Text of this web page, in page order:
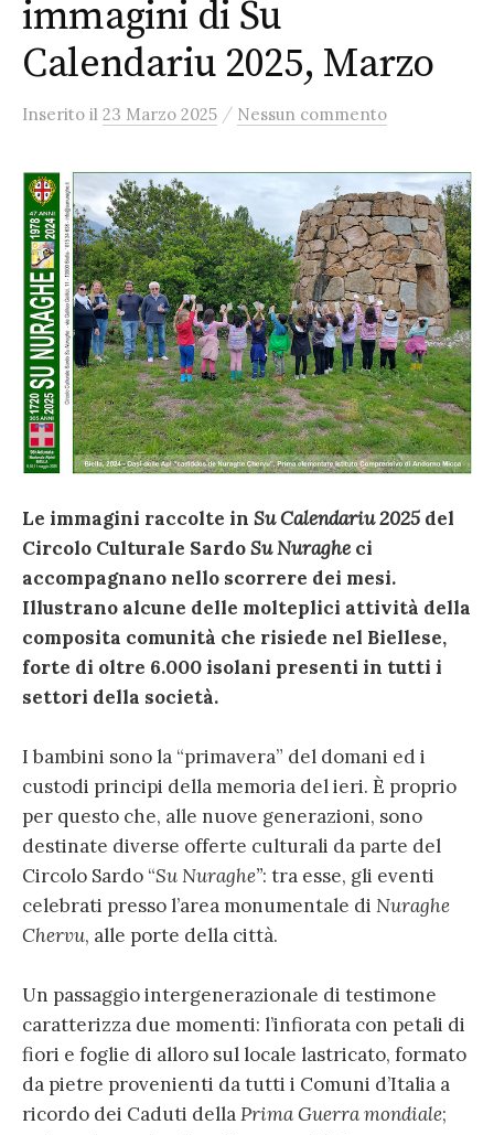
immagini di Su
Calendariu 2025, Marzo
Inserito il 23 Marzo 2025 / Nessun commento
Le immagini raccolte in Su Calendariu 2025 del
Circolo Culturale SardoSu Nuraghe ci
accompagnano nello scorrere dei mesi.
Illustrano alcune delle molteplici attività della
composita comunità che risiede nel Biellese,
forte di oltre 6.000 isolani presenti in tutti i
settori della società.
I bambini sono la “primavera” del domani ed i
custodi principi della memoria del ieri. È proprio
per questo che, alle nuove generazioni, sono
destinate diverse offerte culturali da parte del
Circolo Sardo “Su Nuraghe”: tra esse, gli eventi
celebrati presso l’area monumentale di Nuraghe
Chervu, alle porte della città.
Un passaggio intergenerazionale di testimone
caratterizza due momenti: l’infiorata con petali di
fiori e foglie di alloro sul locale lastricato, formato
da pietre provenienti da tutti i Comuni d’Italia a
ricordo dei Caduti dellaPrima Guerra mondiale;